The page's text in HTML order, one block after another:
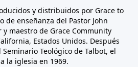
y distribuidos por Grace to
de enseñanza del Pastor John
maestro de Grace Community
Estados Unidos. Después
Teológico de Talbot, el
la iglesia en 1969.